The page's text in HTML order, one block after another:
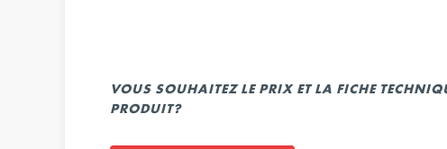
VOUS SOUHAITEZ LE PRIX ET LA FICHE
PRODUIT?